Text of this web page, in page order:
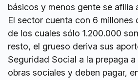
básicos y menos gente se afilia
El sector cuenta con 6 millones
de los cuales sólo 1.200.000
resto, el grueso deriva sus
Seguridad Social a la prepaga
obras sociales y deben pagar,